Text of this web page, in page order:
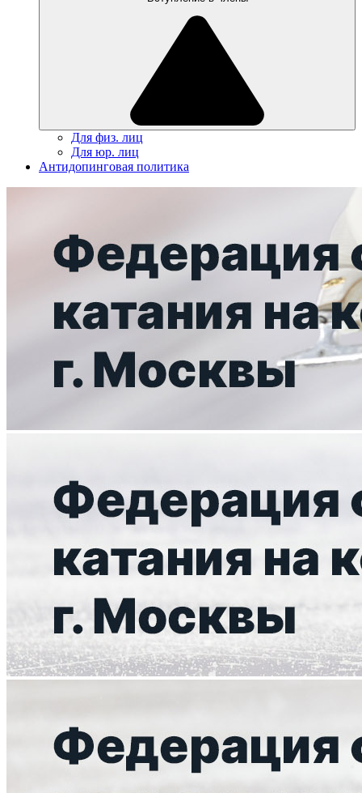
Для физ. лиц
Для юр. лиц
Антидопинговая политика